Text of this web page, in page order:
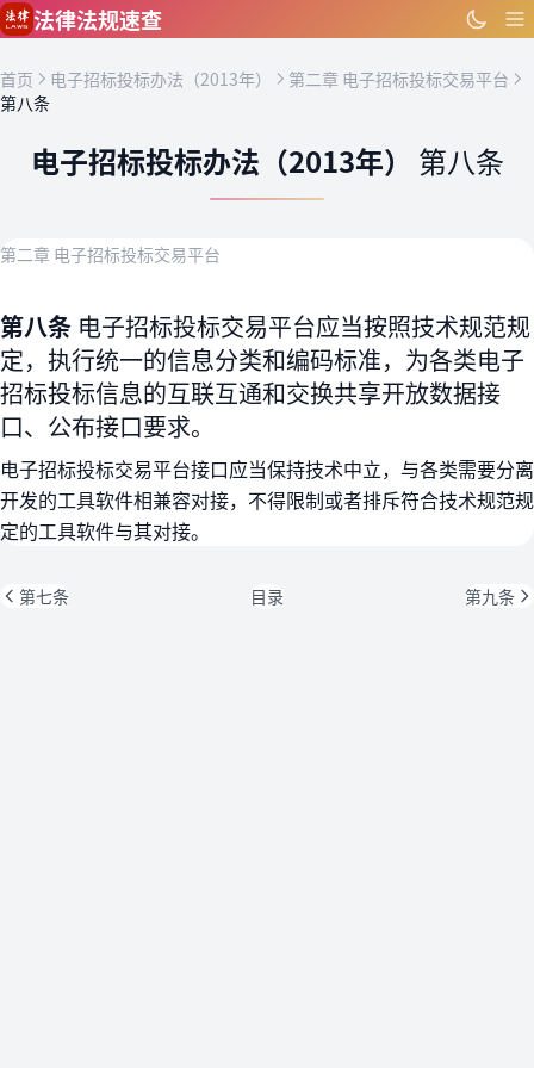
跳到主要内容
法律法规速查
首页 电子招标投标办法（2013年）
第二章 电子招标投标交易平台
第八条
电子招标投标办法（2013年） 第八条
第二章 电子招标投标交易平台
第八条 电子招标投标交易平台应当按照技术规范规
定，执行统一的信息分类和编码标准，为各类电子
招标投标信息的互联互通和交换共享开放数据接
口、公布接口要求。
电子招标投标交易平台接口应当保持技术中立，与各类需要分离
开发的工具软件相兼容对接，不得限制或者排斥符合技术规范规
定的工具软件与其对接。
第七条 目录 第九条